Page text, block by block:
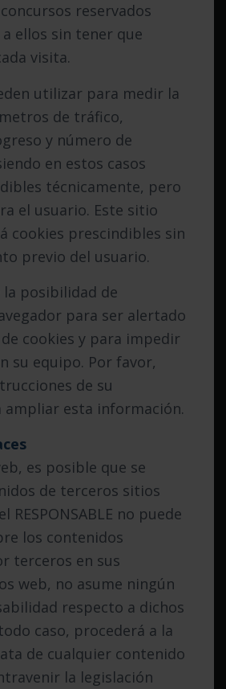
reservados
ellos sin tener que
visita.
utilizar para medir la
de tráfico,
y número de
en estos casos
técnicamente, pero
el usuario. Este sitio
cookies prescindibles sin
previo del usuario.
posibilidad de
para ser alertado
cookies y para impedir
su equipo. Por favor,
de su
ampliar esta información.
es posible que se
de terceros sitios
RESPONSABLE no puede
los contenidos
terceros en sus
web, no asume ningún
respecto a dichos
caso, procederá a la
de cualquier contenido
la legislación